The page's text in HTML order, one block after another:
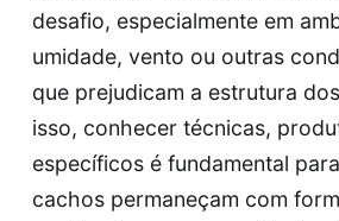
desafio, especialmente em
umidade, vento ou outras
que prejudicam a estrutura
isso, conhecer técnicas,
específicos é fundamental
cachos permaneçam com